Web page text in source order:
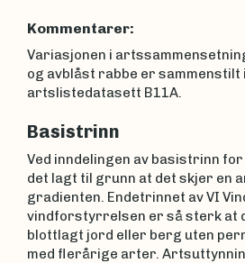
Kommentarer:
Variasjonen i
og avblåst rabbe er
artslistedatasett B11A.
Basistrinn
Ved inndelingen av basistrinn
det lagt til grunn at det skjer en
gradienten. Endetrinnet av VI
vindforstyrrelsen er så sterk at
blottlagt jord eller berg uten
med flerårige arter.